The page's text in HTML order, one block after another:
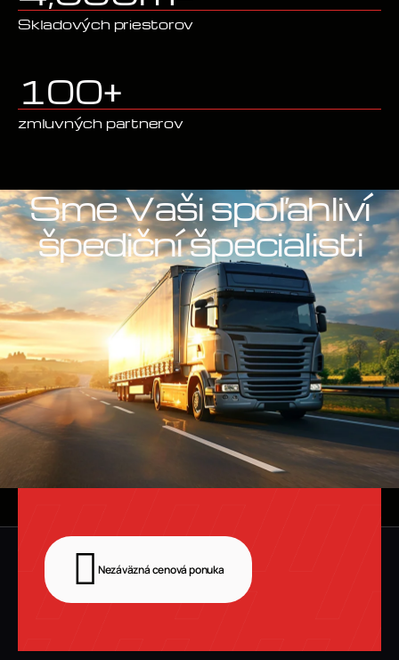
Skladových priestorov
100+
zmluvných partnerov
Sme Vaši spoľahliví
špediční špecialisti
Nezáväzná cenová ponuka